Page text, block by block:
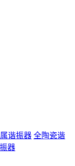
谐振器 全陶瓷谐
器